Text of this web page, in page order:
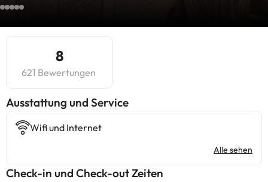
8
621 Bewertungen
​Ausstattung und Service
Wifi und Internet
Alle sehen
Check-in und Check-out Zeiten